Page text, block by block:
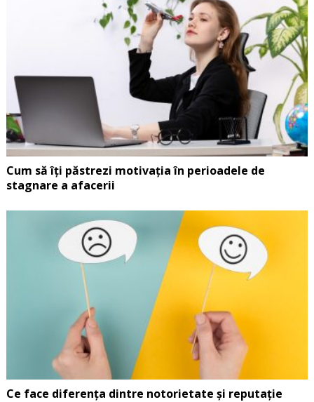
Cum să îți păstrezi motivația în perioadele de
stagnare a afacerii
Ce face diferența dintre notorietate și reputație